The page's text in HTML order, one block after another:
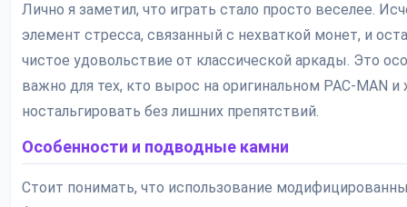
Лично я заметил, что играть стало просто веселее.
элемент стресса, связанный с нехваткой монет, и
чистое удовольствие от классической аркады. Это
важно для тех, кто вырос на оригинальном PAC-MAN и
ностальгировать без лишних препятствий.
Особенности и подводные камни
Стоит понимать, что использование